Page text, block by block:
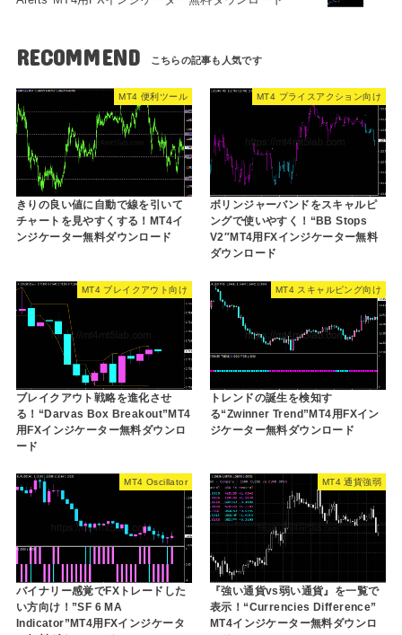
RECOMMEND
MT4 便利ツール
きりの良い値に自動で線を引いて
チャートを見やすくする！MT4イ
ンジケーター無料ダウンロード
MT4 プライスアクション向け
ボリンジャーバンドをスキャルピ
ングで使いやすく！“BB Stops
V2″MT4用FXインジケーター無料
ダウンロード
MT4 ブレイクアウト向け
ブレイクアウト戦略を進化させ
る！“Darvas Box Breakout”MT4
用FXインジケーター無料ダウンロ
ード
MT4 スキャルピング向け
トレンドの誕生を検知す
る“Zwinner Trend”MT4用FXイン
ジケーター無料ダウンロード
MT4 Oscillator
バイナリー感覚でFXトレードした
い方向け！”SF 6 MA
Indicator”MT4用FXインジケータ
MT4 通貨強弱
『強い通貨vs弱い通貨』を一覧で
表示！“Currencies Difference”
MT4インジケーター無料ダウンロ